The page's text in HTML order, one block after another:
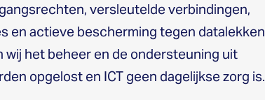
versleutelde verbindingen,
en actieve bescherming tegen datalekken
wij het beheer en de ondersteuning uit
opgelost en ICT geen dagelijkse zorg is.